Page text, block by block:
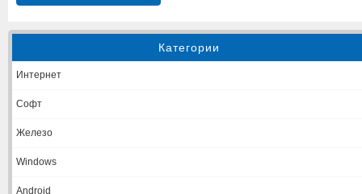
Категории
Интернет
Софт
Железо
Windows
Android